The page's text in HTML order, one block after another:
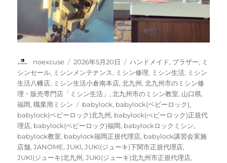
投
稿
者
noexcuse
投
稿
日:
2026年5月20日
カ
テ
ゴ
リ
ー
ハンドメイド, ブラザー, ミ
シンセール, ミシンメンテナンス, ミシン修理, ミシン生活, ミシン
生活八幡店, ミシン生活小倉南本店,北九州 ,北九州市のミシン修
理・販売専門店「ミシン生活」 ,北九州市のミシン教室, 山口県,
福岡,職業用ミシン
タ
グ
babylock, babylock(ベビーロック),
babylock(ベビーロック)北九州 , babylock(べビーロック)正規代
理店, babylock(ベビーロック)福岡, babylockロックミシン,
babylock教室, babylock福岡正規代理店, babylock講習会実施
店舗,JANOME,JUKI,JUKI(ジューキ)下関市正規代理店,
JUKI(ジューキ)北九州 ,JUKI(ジューキ)北九州市正規代理店,